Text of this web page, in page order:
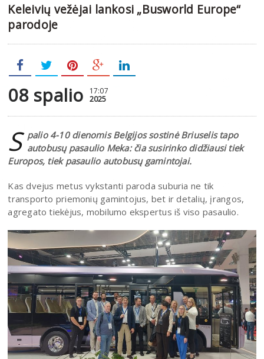
Keleivių vežėjai lankosi „Busworld Europe“
parodoje
08 spalio 17:07
2025
S palio 4-10 dienomis Belgijos sostinė Briuselis tapo
autobusų pasaulio Meka: čia susirinko didžiausi tiek
Europos, tiek pasaulio autobusų gamintojai.
Kas dvejus metus vykstanti paroda suburia ne tik
transporto priemonių gamintojus, bet ir detalių, įrangos,
agregato tiekėjus, mobilumo ekspertus iš viso pasaulio.